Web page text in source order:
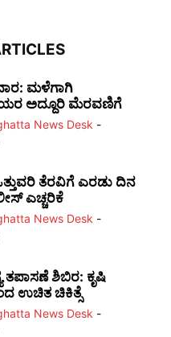
ಮಳೆಗಾಗಿ
ಅದ್ದೂರಿ ಮೆರವಣಿಗೆ
News Desk -
ತೆರವಿಗೆ ಎರಡು ದಿನ
ಎಚ್ಚರಿಕೆ
News Desk -
ತಪಾಸಣೆ ಶಿಬಿರ: ಕೃಷಿ
ಉಚಿತ ಚಿಕಿತ್ಸೆ
News Desk -